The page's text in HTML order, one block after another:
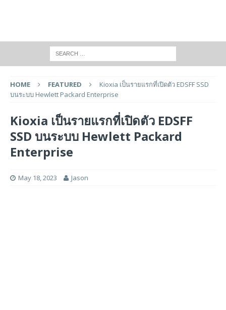
HOME FEATURED
Kioxia เป็นรายแรกที่เปิดตัว EDSFF SSD
บนระบบ Hewlett Packard Enterprise
Kioxia เป็นรายแรกที่เปิดตัว EDSFF
SSD บนระบบ Hewlett Packard
Enterprise
May 18, 2023 Jason